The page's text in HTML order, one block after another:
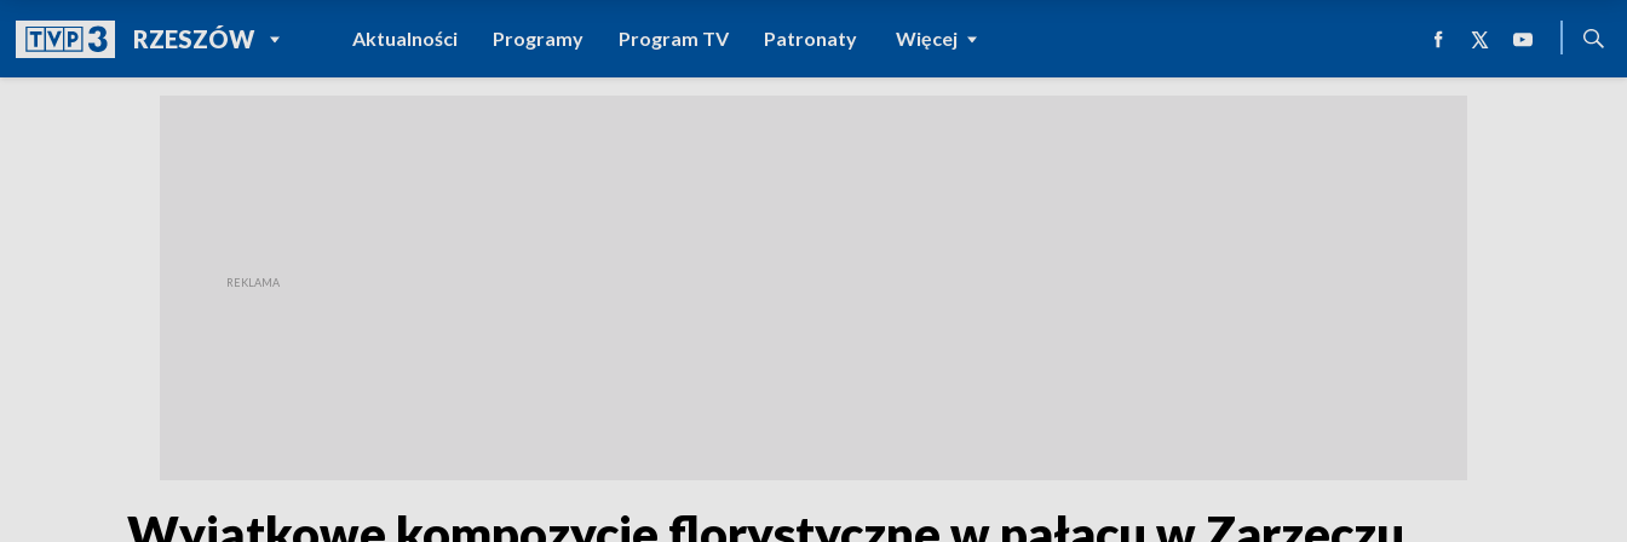
RZESZÓWPOWRÓT DO
TVP REGIONY
Aktualności Programy Program TV Patronaty Więcej